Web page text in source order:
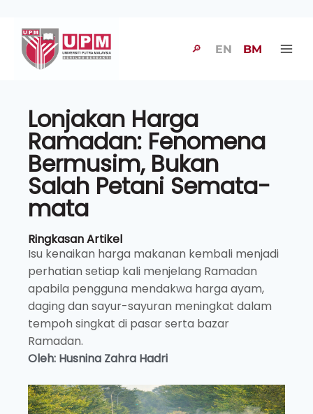
🔎 EN BM
Lonjakan Harga
Ramadan: Fenomena
Bermusim, Bukan
Salah Petani Semata-
mata
Ringkasan Artikel
Isu kenaikan harga makanan kembali menjadi
perhatian setiap kali menjelang Ramadan
apabila pengguna mendakwa harga ayam,
daging dan sayur-sayuran meningkat dalam
tempoh singkat di pasar serta bazar
Ramadan.
Oleh: Husnina Zahra Hadri